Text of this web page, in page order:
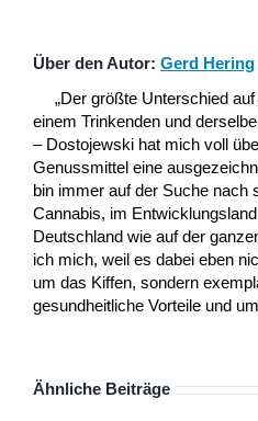
Über den Autor: Gerd Hering
„Der größte Unterschied
einem Trinkenden und
– Dostojewski hat mich voll
Genussmittel eine
bin immer auf der Suche nach
Cannabis, im
Deutschland wie auf der
ich mich, weil es dabei eben
um das Kiffen, sondern
gesundheitliche Vorteile und
Ähnliche Beiträge